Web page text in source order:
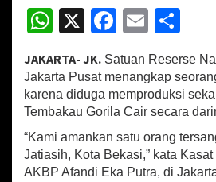
P
u
s
a
t
T
a
n
k
a
p
W
at
sA
p
p
X
Fa
b
o
o
k
E
m
ai
l
ar
e
JAKARTA- JK. Satuan Reserse
Jakarta Pusat menangkap
karena diduga memproduksi
Tembakau Gorila Cair secara
“Kami amankan satu orang
Jatiasih, Kota Bekasi,” kata
AKBP Afandi Eka Putra, di